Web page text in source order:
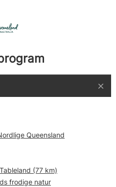
Queensland
(77 km)
frodige natur